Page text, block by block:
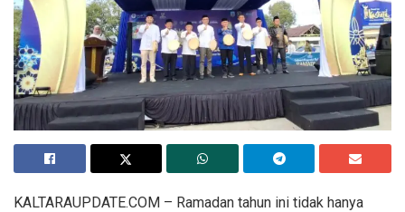
KALTARAUPDATE.COM – Ramadan tahun ini tidak hanya